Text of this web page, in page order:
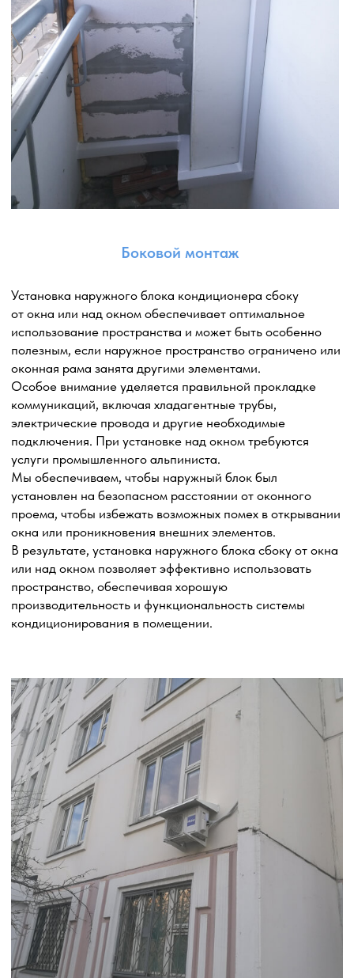
Установка дренажной помпы
конструкцию, которая обеспечивает устойчивую
поддержку наружного блока. Траверс закрепляется
на шпильках и регулируется для достижения
правильного положения и наклона наружного блока.
Крепление наружного блока: устанавливаем блок
таким образом, чтобы обеспечить его стабильность,
безопасность и оптимальное направление потока
воздуха.
Установка дренажной помпы требуется для более
эффективного удаления конденсата. Дренажная помпа
предназначена для откачивания накапливающейся
влаги из внутреннего блока кондиционера
и ее последующей перекачки в стоковую систему или
другое предназначенное место.
Выбор места установки: определяем наиболее
подходящее место для размещения дренажной помпы,
учитывая доступность, эффективность и безопасность.
Обычно это происходит вблизи внутреннего блока
Услуги промышленного альпиниста или
автовышки
Услуги промышленного альпиниста и автовышки
необходимы в области высотных работ и монтажа
кондиционеров. Они обеспечивают безопасный
и эффективный доступ к труднодоступным местам,
позволяя выполнять работы на высоте с высоким
уровнем профессионализма.
Промышленный альпинист способен осуществлять
монтаж кондиционера в труднодоступных местах, таких
как фасады зданий или высокие конструкции.
Автовышка обладает гибкостью и маневренностью,
позволяя достичь высоких точек безопасно
и эффективно. Эта техника оснащена специальной
платформой, которая позволяет нашим специалистам
комфортно работать на высоте, осуществляя монтаж
кондиционеров и проведение необходимых работ.